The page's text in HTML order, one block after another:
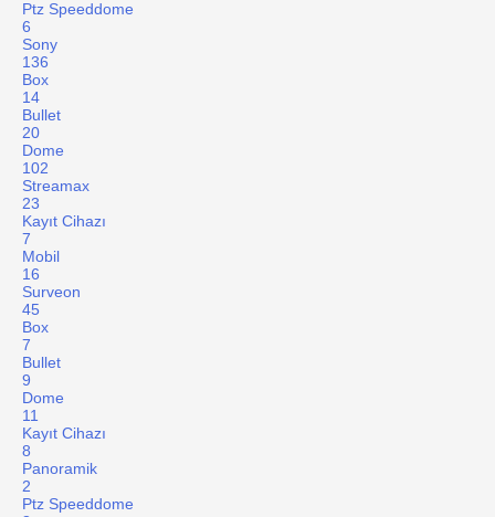
Ptz Speeddome
6
Sony
136
Box
14
Bullet
20
Dome
102
Streamax
23
Kayıt Cihazı
7
Mobil
16
Surveon
45
Box
7
Bullet
9
Dome
11
Kayıt Cihazı
8
Panoramik
2
Ptz Speeddome